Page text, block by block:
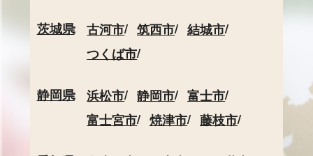
茨城県 古河市 筑西市
結城市
つくば市
静岡県 浜松市 静岡市
富士市
富士宮市
焼津市 藤枝市